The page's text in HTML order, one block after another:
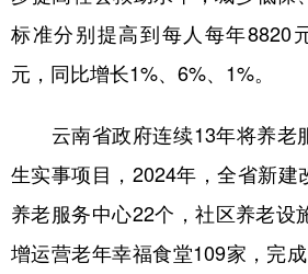
标准分别提高到每人每年8820
元，同比增长1%、6%、1%。
云南省政府连续13年将养老
生实事项目，2024年，全省新建
养老服务中心22个，社区养老设
增运营老年幸福食堂109家，完